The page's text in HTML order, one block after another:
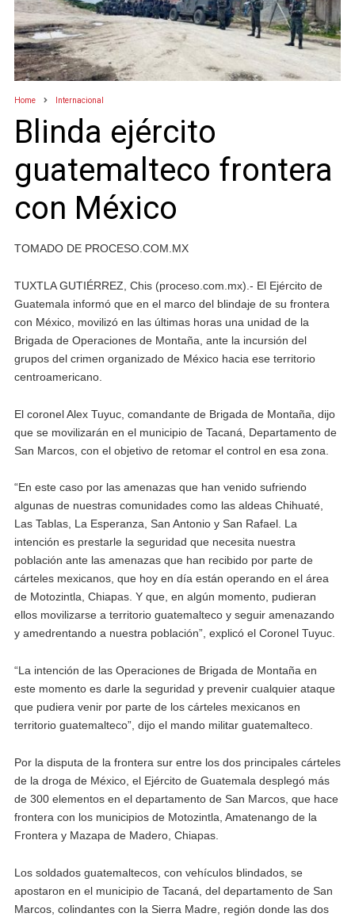
Home Internacional
Blinda ejército
guatemalteco frontera
con México
TOMADO DE PROCESO.COM.MX
TUXTLA GUTIÉRREZ, Chis (proceso.com.mx).- El Ejército de
Guatemala informó que en el marco del blindaje de su frontera
con México, movilizó en las últimas horas una unidad de la
Brigada de Operaciones de Montaña, ante la incursión del
grupos del crimen organizado de México hacia ese territorio
centroamericano.
El coronel Alex Tuyuc, comandante de Brigada de Montaña, dijo
que se movilizarán en el municipio de Tacaná, Departamento de
San Marcos, con el objetivo de retomar el control en esa zona.
“En este caso por las amenazas que han venido sufriendo
algunas de nuestras comunidades como las aldeas Chihuaté,
Las Tablas, La Esperanza, San Antonio y San Rafael. La
intención es prestarle la seguridad que necesita nuestra
población ante las amenazas que han recibido por parte de
cárteles mexicanos, que hoy en día están operando en el área
de Motozintla, Chiapas. Y que, en algún momento, pudieran
ellos movilizarse a territorio guatemalteco y seguir amenazando
y amedrentando a nuestra población”, explicó el Coronel Tuyuc.
“La intención de las Operaciones de Brigada de Montaña en
este momento es darle la seguridad y prevenir cualquier ataque
que pudiera venir por parte de los cárteles mexicanos en
territorio guatemalteco”, dijo el mando militar guatemalteco.
Por la disputa de la frontera sur entre los dos principales cárteles
de la droga de México, el Ejército de Guatemala desplegó más
de 300 elementos en el departamento de San Marcos, que hace
frontera con los municipios de Motozintla, Amatenango de la
Frontera y Mazapa de Madero, Chiapas.
Los soldados guatemaltecos, con vehículos blindados, se
apostaron en el municipio de Tacaná, del departamento de San
Marcos, colindantes con la Sierra Madre, región donde las dos